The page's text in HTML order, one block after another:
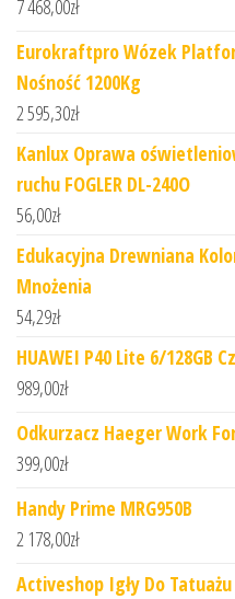
7 468,00zł
Eurokraftpro Wózek
Nośność 1200Kg
2 595,30zł
Kanlux Oprawa
ruchu FOGLER DL-240O
56,00zł
Edukacyjna Drewniana
Mnożenia
54,29zł
HUAWEI P40 Lite 6/128GB
989,00zł
Odkurzacz Haeger Work
399,00zł
Handy Prime MRG950B
2 178,00zł
Activeshop Igły Do Tatuażu